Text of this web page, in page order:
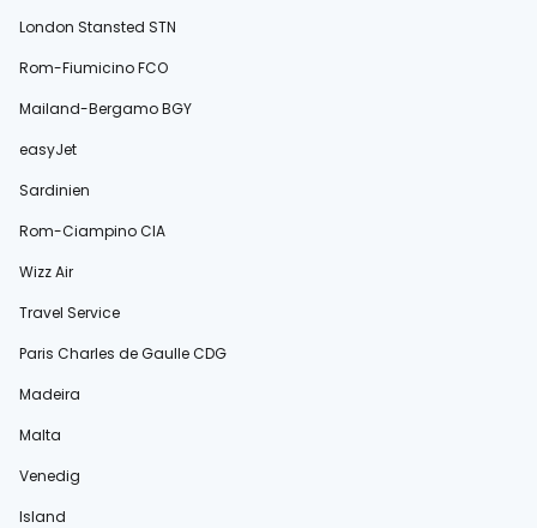
London Stansted STN
Rom-Fiumicino FCO
Mailand-Bergamo BGY
easyJet
Sardinien
Rom-Ciampino CIA
Wizz Air
Travel Service
Paris Charles de Gaulle CDG
Madeira
Malta
Venedig
Island